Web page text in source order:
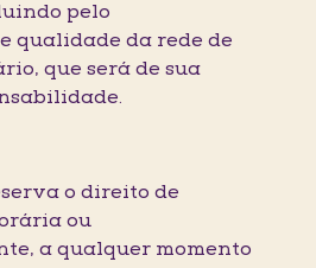
pelo
qualidade da rede de
que será de sua
o direito de
ou
a qualquer momento